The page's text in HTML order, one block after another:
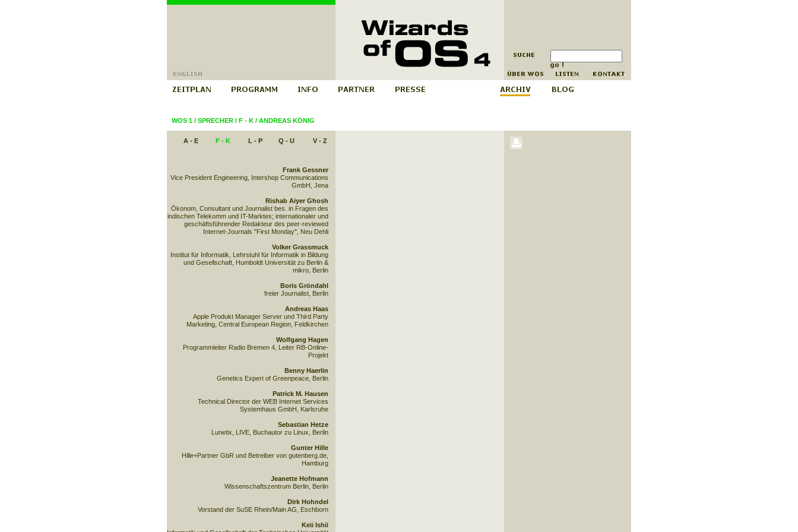
WOS 1/ SPRECHER/ F - K/ ANDREAS KÖNIG
A - E F - K L - P Q - U V - Z
Frank Gessner
Vice President Engineering, Intershop Communications
GmbH, Jena
Rishab Aiyer Ghosh
Ökonom, Consultant und Journalist bes. in Fragen des
indischen Telekomm und IT-Marktes; internationaler und
geschäftsführender Redakteur des peer-reviewed
Internet-Journals "First Monday", Neu Dehli
Volker Grassmuck
Institut für Informatik, Lehrstuhl für Informatik in Bildung
und Gesellschaft, Humboldt Universität zu Berlin &
mikro, Berlin
Boris Gröndahl
freier Journalist, Berlin
Andreas Haas
Apple Produkt Manager Server und Third Party
Marketing, Central European Region, Feldkirchen
Wolfgang Hagen
Programmleiter Radio Bremen 4, Leiter RB-Online-
Projekt
Benny Haerlin
Genetics Expert of Greenpeace, Berlin
Patrick M. Hausen
Technical Director der WEB Internet Services
Systemhaus GmbH, Karlsruhe
Sebastian Hetze
Lunetix, LIVE, Buchautor zu Linux, Berlin
Gunter Hille
Hille+Partner GbR und Betreiber von gutenberg.de,
Hamburg
Jeanette Hofmann
Wissenschaftszentrum Berlin, Berlin
Dirk Hohndel
Vorstand der SuSE Rhein/Main AG, Eschborn
Keii Ishii